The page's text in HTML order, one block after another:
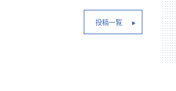
投稿一覧